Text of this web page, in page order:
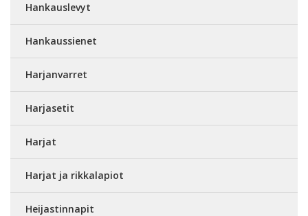
Hankauslevyt
Hankaussienet
Harjanvarret
Harjasetit
Harjat
Harjat ja rikkalapiot
Heijastinnapit